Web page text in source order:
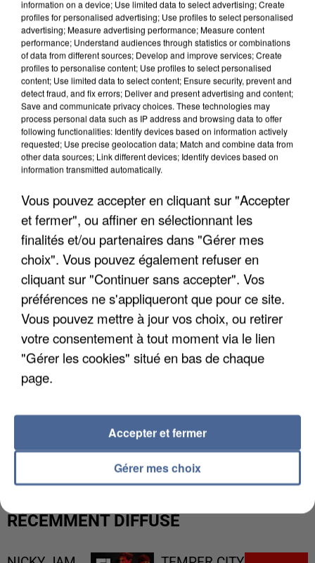
L’UN DES FONDATEURS SUPPOSÉS DE LA DZ
MAFIA INTERPELLÉ EN ALGÉRIE
UN SECOND CADRE DE LA DZ MAFIA
INTERPELLÉ EN ALGÉRIE
RÉCEMMENT DIFFUSÉ
information on a device; Use limited data to select advertising; Create
profiles for personalised advertising; Use profiles to select personalised
advertising; Measure advertising performance; Measure content
performance; Understand audiences through statistics or combinations
of data from different sources; Develop and improve services; Create
profiles to personalise content; Use profiles to select personalised
content; Use limited data to select content; Ensure security, prevent and
detect fraud, and fix errors; Deliver and present advertising and content;
Save and communicate privacy choices. These technologies may
process personal data such as IP address and browsing data to offer
following functionalities: Identify devices based on information actively
requested; Use precise geolocation data; Match and combine data from
other data sources; Link different devices; Identify devices based on
information transmitted automatically.
Vous pouvez accepter en cliquant sur "Accepter
et fermer", ou affiner en sélectionnant les
finalités et/ou partenaires dans "Gérer mes
choix". Vous pouvez également refuser en
cliquant sur "Continuer sans accepter". Vos
préférences ne s'appliqueront que pour ce site.
Vous pouvez mettre à jour vos choix, ou retirer
votre consentement à tout moment via le lien
"Gérer les cookies" situé en bas de chaque
page.
Gérer mes choix
Accepter et fermer